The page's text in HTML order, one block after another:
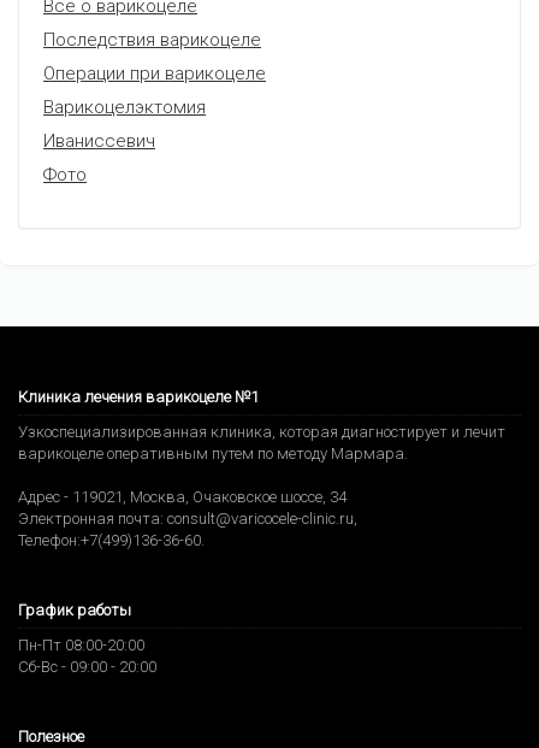
Всё о варикоцеле
Последствия варикоцеле
Операции при варикоцеле
Варикоцелэктомия
Иваниссевич
Фото
Клиника лечения варикоцеле №1
Узкоспециализированная клиника, которая диагностирует и лечит
варикоцеле оперативным путем по методу Мармара.
Адрес - 119021 , Москва, Очаковское шоссе, 34
Электронная почта: consult@varicocele-clinic.ru,
Телефон:+7(499)136-36-60.
График работы
Пн-Пт 08:00-20:00
Сб-Вс - 09:00 - 20:00
Полезное